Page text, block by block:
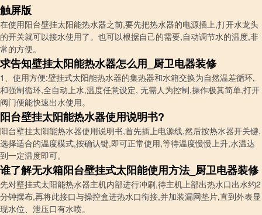
触屏版
在使用阳台壁挂太阳能热水器之前,要先把热水器的电源插上,打开水龙头
的开关就可以接水使用了。也可以根据自己的需要,自动调节水的温度,非
常的方便。
求告知壁挂太阳能热水器怎么用_厨卫电器装修
1、使用方便:壁挂式太阳能热水器的集热器和水箱交换为自然温差循环,
和强制循环,全自动上水,温度任意设定, 无需人为控制,操作极其简单,打开
阀门便能快速出水使用。
阳台壁挂太阳能热水器使用说明书?
阳台壁挂太阳能热水器使用说明书,首先插上电源线,然后按热水器开关键,
选择适合的温度模式,按确认键,即可正常使用,等待温度慢慢上升,水温达
到一定温度即可。
谁了解无水箱阳台壁挂式太阳能使用方法_厨卫电器装修
先对壁挂式太阳能热水器主机内部进行冲刷,待主机上部出热水口出水约2
分钟摆布,再将此接口与操控盒进热水口衔接,并加装漏网垫片,直到外表显
现水位、泄压口有水喷。